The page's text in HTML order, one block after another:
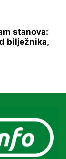
stanova:
bilježnika,